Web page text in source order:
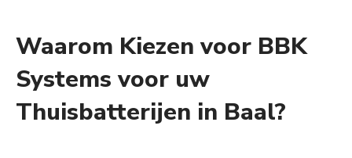
Waarom Kiezen voor BBK
Systems voor uw
Thuisbatterijen in Baal?